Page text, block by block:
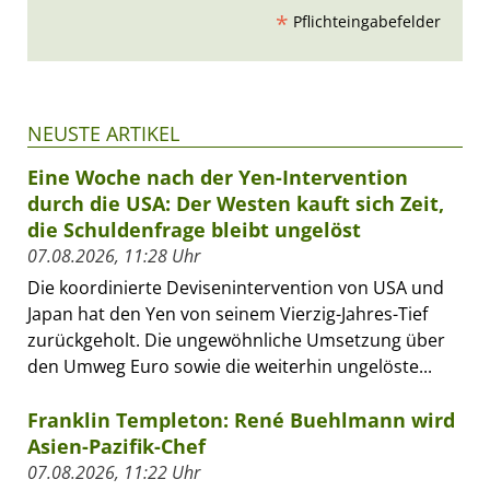
* Pflichteingabefelder
NEUSTE ARTIKEL
Eine Woche nach der Yen-Intervention
durch die USA: Der Westen kauft sich Zeit,
die Schuldenfrage bleibt ungelöst
07.08.2026, 11:28 Uhr
Die koordinierte Devisenintervention von USA und
Japan hat den Yen von seinem Vierzig-Jahres-Tief
zurückgeholt. Die ungewöhnliche Umsetzung über
den Umweg Euro sowie die weiterhin ungelöste...
Franklin Templeton: René Buehlmann wird
Asien-Pazifik-Chef
07.08.2026, 11:22 Uhr